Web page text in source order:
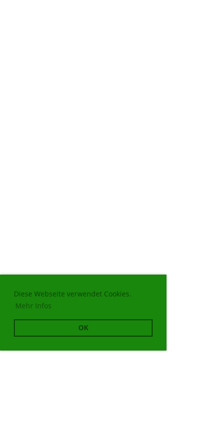
Diese Webseite verwendet Cookies.
Mehr Infos
OK